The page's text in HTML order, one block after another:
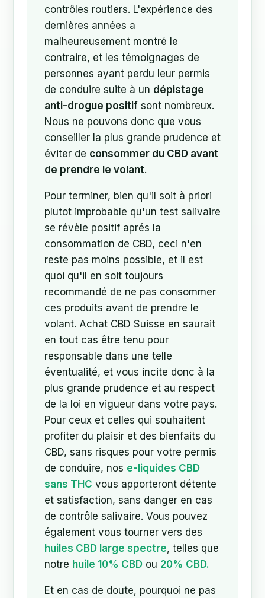
contrôles routiers. L'expérience des
dernières années a
malheureusement montré le
contraire, et les témoignages de
personnes ayant perdu leur permis
de conduire suite à un dépistage
anti-drogue positif sont nombreux.
Nous ne pouvons donc que vous
conseiller la plus grande prudence et
éviter de consommer du CBD avant
de prendre le volant.
Pour terminer, bien qu'il soit à priori
plutot improbable qu'un test salivaire
se révèle positif aprés la
consommation de CBD, ceci n'en
reste pas moins possible, et il est
quoi qu'il en soit toujours
recommandé de ne pas consommer
ces produits avant de prendre le
volant. Achat CBD Suisse en saurait
en tout cas être tenu pour
responsable dans une telle
éventualité, et vous incite donc à la
plus grande prudence et au respect
de la loi en vigueur dans votre pays.
Pour ceux et celles qui souhaitent
profiter du plaisir et des bienfaits du
CBD, sans risques pour votre permis
de conduire, nos e-liquides CBD
sans THC vous apporteront détente
et satisfaction, sans danger en cas
de contrôle salivaire. Vous pouvez
également vous tourner vers des
huiles CBD large spectre, telles que
notre huile 10% CBD ou 20% CBD.
Et en cas de doute, pourquoi ne pas